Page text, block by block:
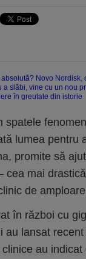
spatele
lumea pentru
promite să
cea mai
de
în război cu
au lansat
au indicat